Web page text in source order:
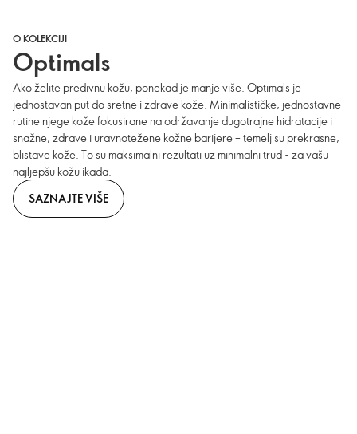
O KOLEKCIJI
Optimals
Ako želite predivnu kožu, ponekad je manje više. Optimals je
jednostavan put do sretne i zdrave kože. Minimalističke, jednostavne
rutine njege kože fokusirane na održavanje dugotrajne hidratacije i
snažne, zdrave i uravnotežene kožne barijere – temelj su prekrasne,
blistave kože. To su maksimalni rezultati uz minimalni trud - za vašu
najljepšu kožu ikada.
SAZNAJTE VIŠE